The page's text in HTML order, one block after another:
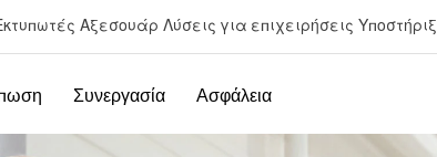
Αξεσουάρ Λύσεις για επιχειρήσεις
Συνεργασία Ασφάλεια